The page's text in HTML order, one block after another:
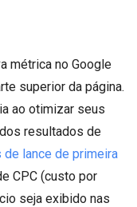
métrica no Google
superior da página.
ao otimizar seus
resultados de
lance de primeira
CPC (custo por
seja exibido nas